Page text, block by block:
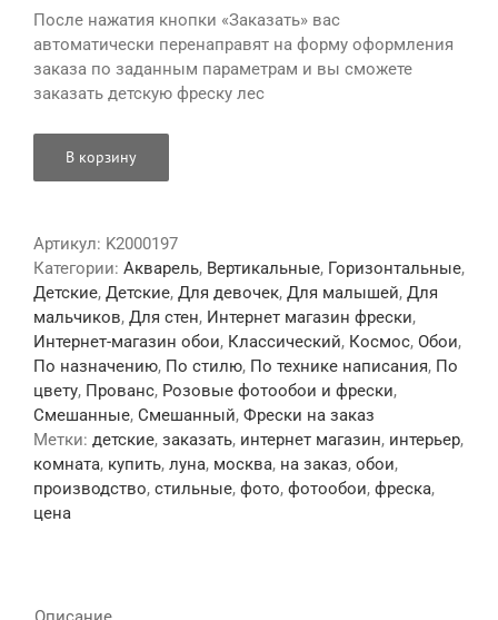
После нажатия кнопки «Заказать» вас
автоматически перенаправят на форму оформления
заказа по заданным параметрам и вы сможете
заказать детскую фреску лес
В корзину
Артикул: K2000197
Категории: Акварель, Вертикальные, Горизонтальные,
Детские, Детские, Для девочек, Для малышей, Для
мальчиков, Для стен, Интернет магазин фрески,
Интернет-магазин обои, Классический, Космос, Обои,
По назначению, По стилю, По технике написания, По
цвету, Прованс, Розовые фотообои и фрески,
Смешанные, Смешанный, Фрески на заказ
Метки: детские, заказать, интернет магазин, интерьер,
комната, купить, луна, москва, на заказ, обои,
производство, стильные, фото, фотообои, фреска,
цена